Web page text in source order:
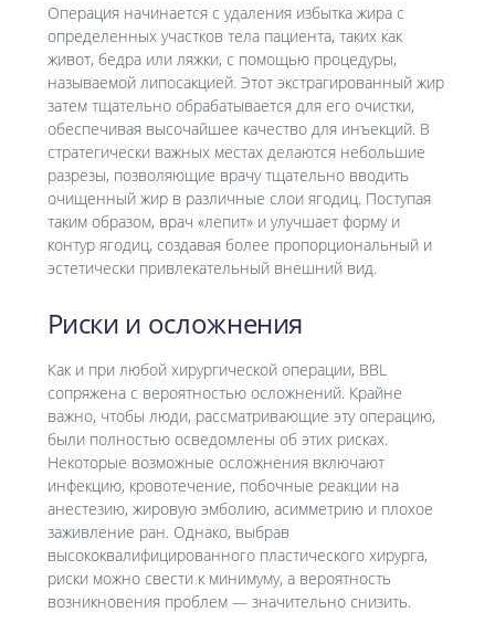
Операция начинается с удаления избытка жира с
определенных участков тела пациента, таких как
живот, бедра или ляжки, с помощью процедуры,
называемой липосакцией. Этот экстрагированный жир
затем тщательно обрабатывается для его очистки,
обеспечивая высочайшее качество для инъекций. В
стратегически важных местах делаются небольшие
разрезы, позволяющие врачу тщательно вводить
очищенный жир в различные слои ягодиц. Поступая
таким образом, врач «лепит» и улучшает форму и
контур ягодиц, создавая более пропорциональный и
эстетически привлекательный внешний вид.
Риски и осложнения
Как и при любой хирургической операции, BBL
сопряжена с вероятностью осложнений. Крайне
важно, чтобы люди, рассматривающие эту операцию,
были полностью осведомлены об этих рисках.
Некоторые возможные осложнения включают
инфекцию, кровотечение, побочные реакции на
анестезию, жировую эмболию, асимметрию и плохое
заживление ран. Однако, выбрав
высококвалифицированного пластического хирурга,
риски можно свести к минимуму, а вероятность
возникновения проблем — значительно снизить.